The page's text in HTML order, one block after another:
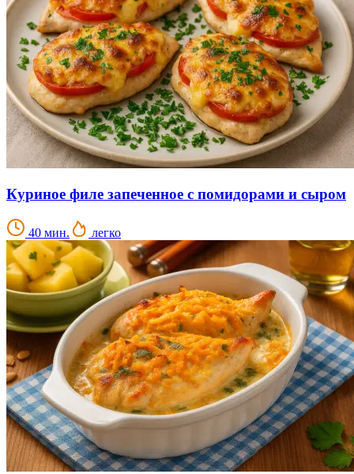
Куриное филе запеченное с помидорами и сыром
40 мин. легко